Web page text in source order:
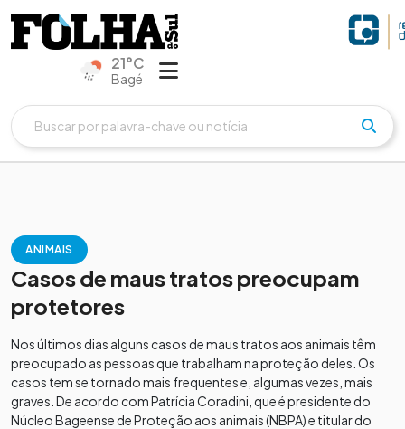
21°C
Bagé
ANIMAIS
Casos de maus tratos preocupam
protetores
Nos últimos dias alguns casos de maus tratos aos animais têm
preocupado as pessoas que trabalham na proteção deles. Os
casos tem se tornado mais frequentes e, algumas vezes, mais
graves. De acordo com Patrícia Coradini, que é presidente do
Núcleo Bageense de Proteção aos animais (NBPA) e titular do